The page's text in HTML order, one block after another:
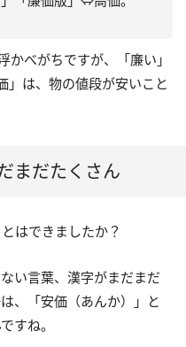
かべがちですが、「廉い」
」は、物の値段が安いこと
まだたくさん
はできましたか？
い言葉、漢字がまだまだ
、「安価（あんか）」と
すね。